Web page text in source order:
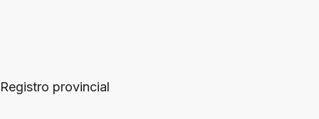
Registro provincial